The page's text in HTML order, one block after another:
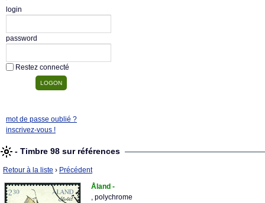
login
password
Restez connecté
mot de passe oublié ?
inscrivez-vous !
- Timbre 98 sur références
Retour à la liste › Précédent
Åland -
, polychrome